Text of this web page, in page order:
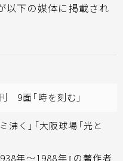
以下の媒体に掲載され
9面「時を刻む」
沸く」「大阪球場「光と
年～1988年』の著作者